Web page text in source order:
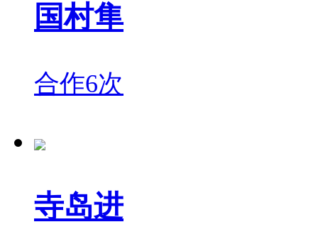
国村隼
合作6次
寺岛进